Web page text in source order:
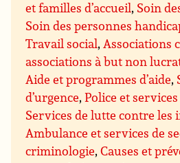
et familles d’accueil, Soin
Soin des personnes
Travail social,Associations
associations à but non
Aide et programmes d’aide,
d’urgence,Police et
Services de lutte contre les
Ambulance et services de
criminologie,Causes et